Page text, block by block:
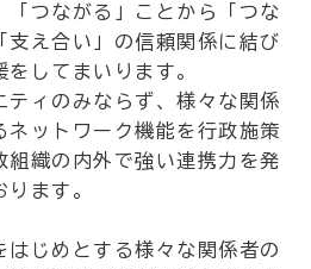
「つながる」ことから「つな
支え合い」の信頼関係に結び
してまいります。
ティのみならず、様々な関係
ネットワーク機能を行政施策
組織の内外で強い連携力を発
ます。
はじめとする様々な関係者の